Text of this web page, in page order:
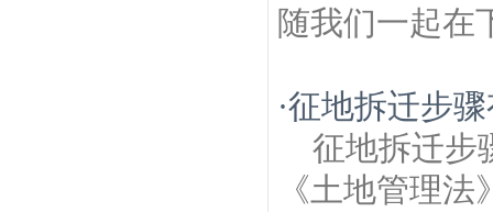
随我们一起在
·征地拆迁步
征地拆迁步
《土地管理